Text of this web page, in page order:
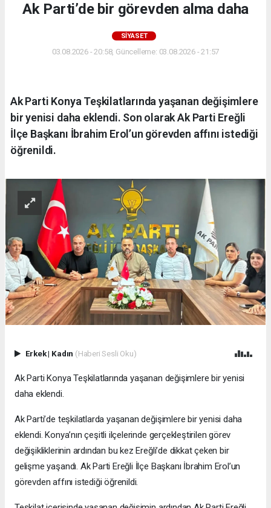
Ak Parti’de bir görevden alma daha
SİYASET
03.08.2026 - 20:58, Güncelleme: 03.08.2026 - 21:57
Ak Parti Konya Teşkilatlarında yaşanan değişimlere
bir yenisi daha eklendi. Son olarak Ak Parti Ereğli
İlçe Başkanı İbrahim Erol’un görevden affını istediği
öğrenildi.
Erkek| Kadın (Haberi Sesli Oku)
Ak Parti Konya Teşkilatlarında yaşanan değişimlere bir yenisi
daha eklendi.
Ak Parti’de teşkilatlarda yaşanan değişimlere bir yenisi daha
eklendi. Konya’nın çeşitli ilçelerinde gerçekleştirilen görev
değişikliklerinin ardından bu kez Ereğli’de dikkat çeken bir
gelişme yaşandı. Ak Parti Ereğli İlçe Başkanı İbrahim Erol’un
görevden affını istediği öğrenildi.